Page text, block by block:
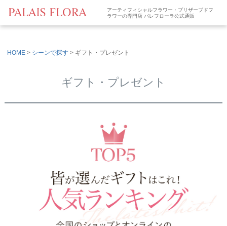
アーティフィシャルフラワー・プリザーブドフ
ラワーの専門店 パレフローラ公式通販
HOME シーンで探す ギフト・プレゼント
ギフト・プレゼント